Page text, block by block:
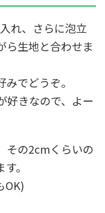
れ、さらに泡立
ら生地と合わせま
でどうぞ。
好きなので、よー
その2cmくらいの
。
OK)